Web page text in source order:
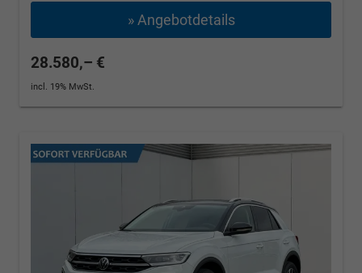
» Angebotdetails
28.580,– €
incl. 19% MwSt.